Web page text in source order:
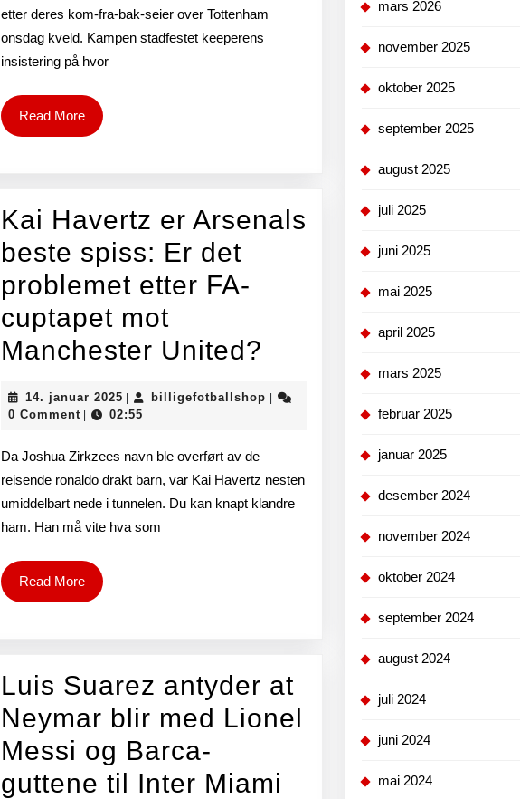
og
gå
advarsel
etter deres kom-fra-bak-seier over Tottenham
onsdag kveld. Kampen stadfestet keeperens
insistering på hvor
Read MoreRead
More
Kai Havertz er Arsenals
beste spiss: Er det
problemet etter FA-
cuptapet mot
Manchester United?
Havertz
er
Arsenals
beste
spiss:
problemet
FA-
cuptapet
Manchester
14. januar 2025 14.
januar
billigefotballshop billigefotballshop
0 Comment 02:55
Da Joshua Zirkzees navn ble overført av de
reisende ronaldo drakt barn, var Kai Havertz nesten
umiddelbart nede i tunnelen. Du kan knapt klandre
ham. Han må vite hva som
Read MoreRead
More
Luis Suarez antyder at
Neymar blir med Lionel
Messi og Barca-
guttene til Inter Miami
mars 2026
november 2025
oktober 2025
september 2025
august 2025
juli 2025
juni 2025
mai 2025
april 2025
mars 2025
februar 2025
januar 2025
desember 2024
november 2024
oktober 2024
september 2024
august 2024
juli 2024
juni 2024
mai 2024